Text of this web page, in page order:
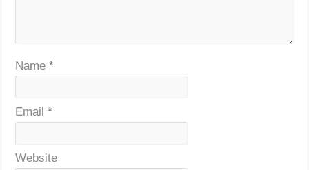
Name*
Email*
Website